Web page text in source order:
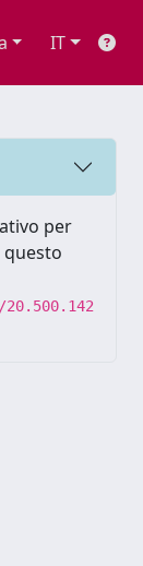
IT
per
questo